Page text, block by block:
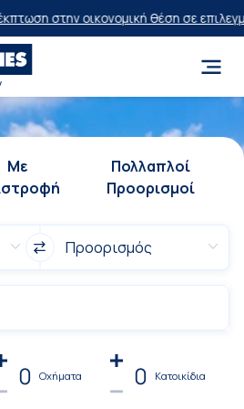
θέση σε επιλεγμένα
Με
Πολλαπλοί
Προορισμοί
0 Οχήματα 0 Κατοικίδια